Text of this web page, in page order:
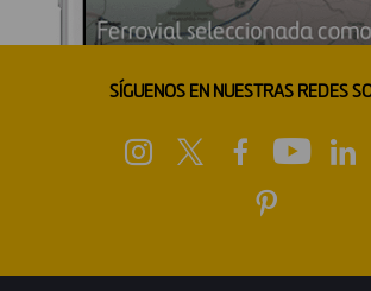
SÍGUENOS EN NUESTRAS REDES